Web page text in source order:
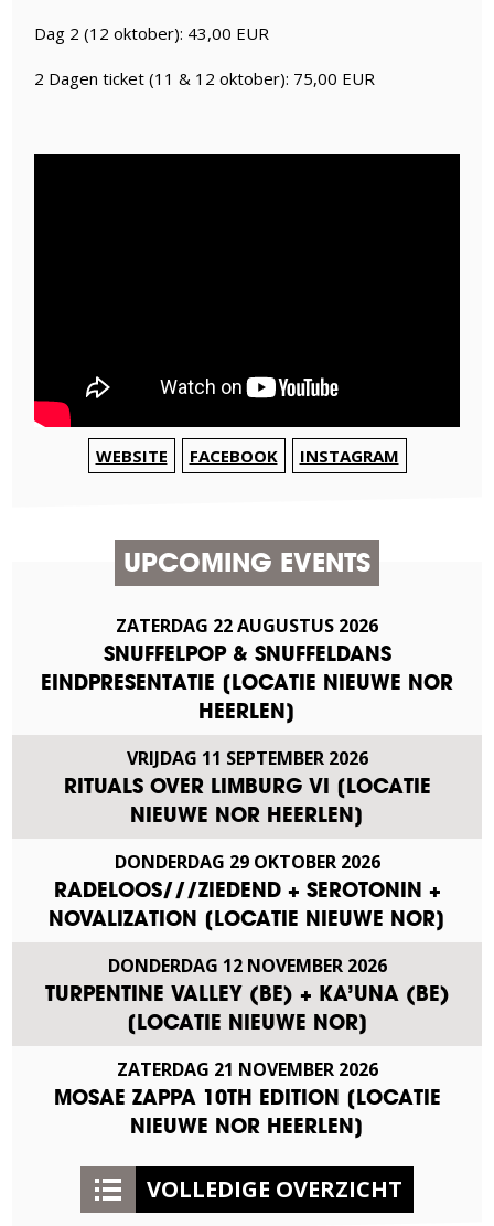
Dag 2 (12 oktober): 43,00 EUR
2 Dagen ticket (11 & 12 oktober): 75,00 EUR
WEBSITE FACEBOOK INSTAGRAM
UPCOMING EVENTS
ZATERDAG 22AUGUSTUS 2026
SNUFFELPOP & SNUFFELDANS
EINDPRESENTATIE [LOCATIE NIEUWE NOR
HEERLEN]
VRIJDAG 11 SEPTEMBER 2026
RITUALS OVER LIMBURG VI [LOCATIE
NIEUWE NOR HEERLEN]
DONDERDAG 29 OKTOBER 2026
RADELOOS///ZIEDEND + SEROTONIN +
NOVALIZATION [LOCATIE NIEUWE NOR]
DONDERDAG 12 NOVEMBER 2026
TURPENTINE VALLEY (BE) + KA’UNA (BE)
[LOCATIE NIEUWE NOR]
ZATERDAG 21 NOVEMBER 2026
MOSAE ZAPPA 10TH EDITION [LOCATIE
NIEUWE NOR HEERLEN]
VOLLEDIGE OVERZICHT